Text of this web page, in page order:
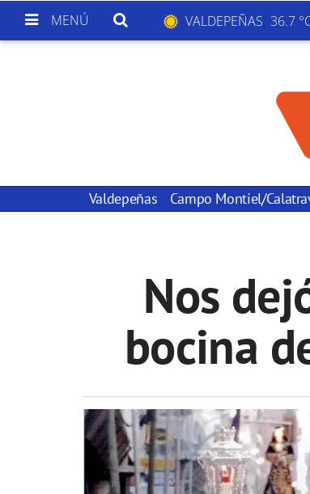
MENÚ VALDEPEÑAS 36.7
Valdepeñas Campo Montiel/
Nos
bocina